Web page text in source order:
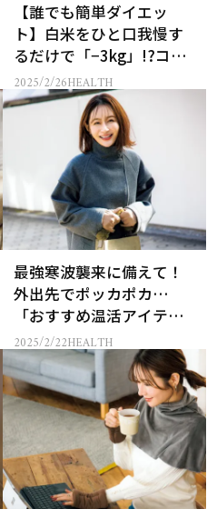
【誰でも簡単ダイエッ
ト】白米をひと口我慢す
るだけで「−3kg」!?コツ
を調査
2025/2/26HEALTH
最強寒波襲来に備えて！
外出先でポッカポカ…
「おすすめ温活アイテ
ム」５選
2025/2/22HEALTH